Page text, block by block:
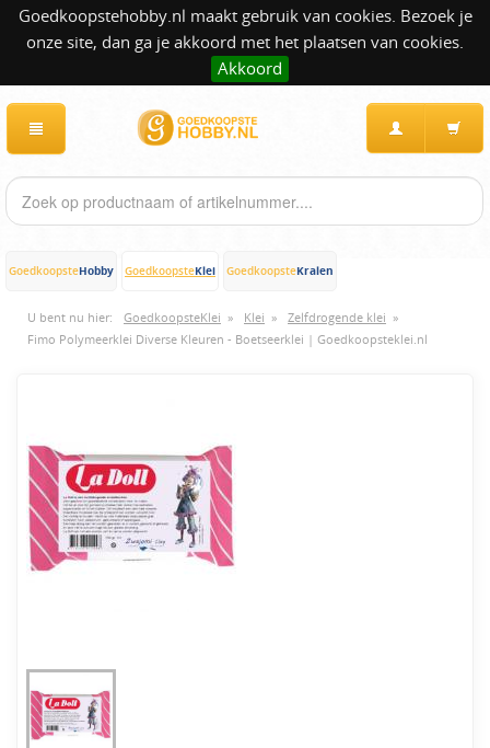
Goedkoopstehobby.nl maakt gebruik van cookies. Bezoek je
onze site, dan ga je akkoord met het plaatsen van cookies.
Akkoord
GoedkoopsteHobby GoedkoopsteKlei GoedkoopsteKralen
U bent nu hier: GoedkoopsteKlei » Klei » Zelfdrogende klei »
Fimo Polymeerklei Diverse Kleuren - Boetseerklei | Goedkoopsteklei.nl